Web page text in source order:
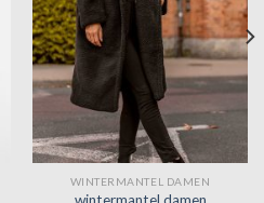
WINTERMANTEL DAMEN